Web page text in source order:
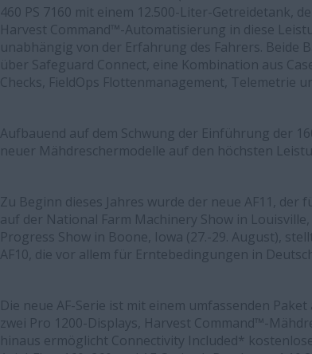
460 PS 7160 mit einem 12.500-Liter-Getreidetank,
Harvest Command™-Automatisierung in diese
unabhängig von der Erfahrung des Fahrers. Beide
über Safeguard Connect, eine Kombination aus
Checks, FieldOps Flottenmanagement, Telemetrie
Aufbauend auf dem Schwung der Einführung der
neuer Mähdreschermodelle auf den höchsten
Zu Beginn dieses Jahres wurde der neue AF11,
auf der National Farm Machinery Show in
Progress Show in Boone, Iowa (27.-29. August),
AF10, die vor allem für Erntebedingungen in
Die neue AF-Serie ist mit einem umfassenden
zwei Pro 1200-Displays, Harvest Command™-
hinaus ermöglicht Connectivity Included*